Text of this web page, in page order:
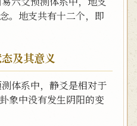
。地支共有十二个，即
及其意义
体系中，静爻是相对于
象中没有发生阴阳的变